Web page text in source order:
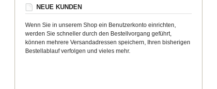
NEUE KUNDEN
Wenn Sie in unserem Shop ein Benutzerkonto einrichten,
werden Sie schneller durch den Bestellvorgang geführt,
können mehrere Versandadressen speichern, Ihren bisherigen
Bestellablauf verfolgen und vieles mehr.